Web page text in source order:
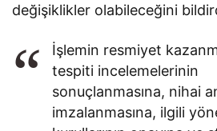
değişiklikler olabileceğini
İşlemin resmiyet
tespiti incelemelerinin
sonuçlanmasına, nihai
imzalanmasına, ilgili